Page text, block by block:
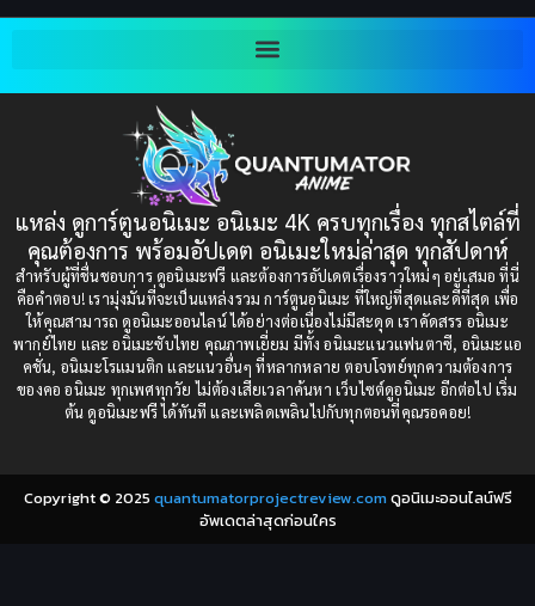
Bondage (ทาส)(1)
(1)
Censored (เซ็นเซอร์)(19)
Comedy (ตลก)(85)
Comedy (ตลก)(235)
Comic Book การ์ตูน(1)
Coming-of-Age ก้าวผ่านวัย(6)
2001
2000
1997
1993
1991
1989
1988
1987
1985
1984
1983
1982
1981
1980
1979
แหล่ง ดูการ์ตูนอนิเมะ อนิเมะ 4K ครบทุกเรื่อง ทุกสไตล์ที่
คุณต้องการ พร้อมอัปเดต อนิเมะใหม่ล่าสุด ทุกสัปดาห์
สำหรับผู้ที่ชื่นชอบการ ดูอนิเมะฟรี และต้องการอัปเดตเรื่องราวใหม่ๆ อยู่เสมอ ที่นี่
คือคำตอบ! เรามุ่งมั่นที่จะเป็นแหล่งรวม การ์ตูนอนิเมะ ที่ใหญ่ที่สุดและดีที่สุด เพื่อ
ให้คุณสามารถ ดูอนิเมะออนไลน์ ได้อย่างต่อเนื่องไม่มีสะดุด เราคัดสรร อนิเมะ
พากย์ไทย และ อนิเมะซับไทย คุณภาพเยี่ยม มีทั้ง อนิเมะแนวแฟนตาซี, อนิเมะแอ
คชั่น, อนิเมะโรแมนติก และแนวอื่นๆ ที่หลากหลาย ตอบโจทย์ทุกความต้องการ
ของคอ อนิเมะ ทุกเพศทุกวัย ไม่ต้องเสียเวลาค้นหา เว็บไซต์ดูอนิเมะ อีกต่อไป เริ่ม
ต้น ดูอนิเมะฟรี ได้ทันที และเพลิดเพลินไปกับทุกตอนที่คุณรอคอย!
Copyright © 2025 quantumatorprojectreview.comดูอนิเมะออนไลน์ฟรี
อัพเดตล่าสุดก่อนใคร